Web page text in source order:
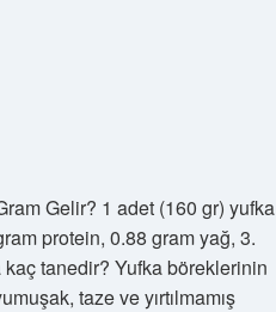
Gelir? 1 adet (160 gr) yufka
protein, 0.88 gram yağ, 3.
tanedir? Yufka böreklerinin
taze ve yırtılmamış